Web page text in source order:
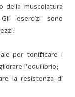
della muscolatura
Gli esercizi sono
per tonificare i
l’equilibrio;
la resistenza di